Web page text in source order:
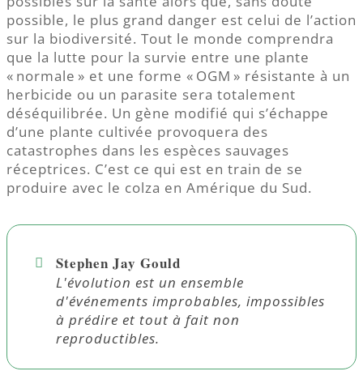
possible, le plus grand danger est celui de l’action
sur la biodiversité. Tout le monde comprendra
que la lutte pour la survie entre une plante
« normale » et une forme « OGM » résistante à un
herbicide ou un parasite sera totalement
déséquilibrée. Un gène modifié qui s’échappe
d’une plante cultivée provoquera des
catastrophes dans les espèces sauvages
réceptrices. C’est ce qui est en train de se
produire avec le colza en Amérique du Sud.
Stephen Jay Gould
L'évolution est un ensemble
d'événements improbables, impossibles
à prédire et tout à fait non
reproductibles.